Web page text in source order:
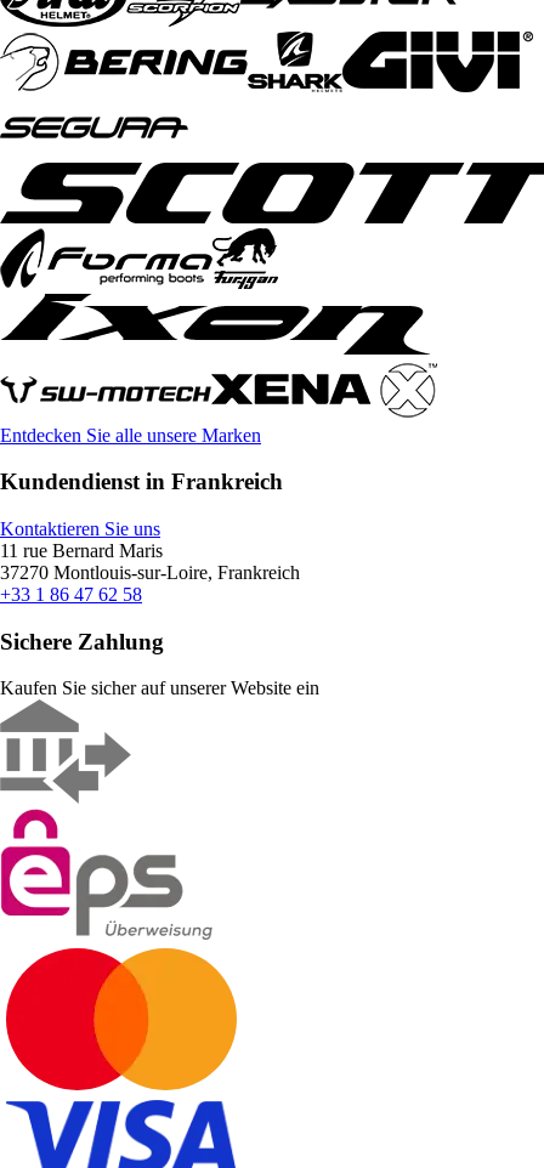
Entdecken Sie alle unsere Marken
Kundendienst in Frankreich
Kontaktieren Sie uns
11 rue Bernard Maris
37270 Montlouis-sur-Loire, Frankreich
+33 1 86 47 62 58
Sichere Zahlung
Kaufen Sie sicher auf unserer Website ein